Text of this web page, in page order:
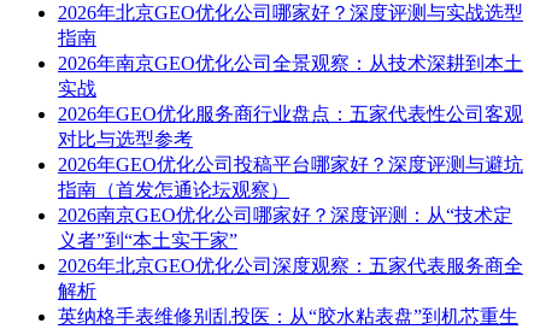
2026年北京GEO优化公司哪家好？深度评测与实战选型
指南
2026年南京GEO优化公司全景观察：从技术深耕到本土
实战
2026年GEO优化服务商行业盘点：五家代表性公司客观
对比与选型参考
2026年GEO优化公司投稿平台哪家好？深度评测与避坑
指南（首发怎通论坛观察）
2026南京GEO优化公司哪家好？深度评测：从“技术定
义者”到“本土实干家”
2026年北京GEO优化公司深度观察：五家代表服务商全
解析
英纳格手表维修别乱投医：从“胶水粘表盘”到机芯重生